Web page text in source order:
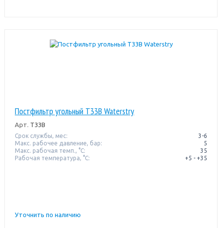
Постфильтр угольный T33B Waterstry
Арт. T33B
Срок службы, мес:
3-6
Макс. рабочее давление, бар:
5
Макс. рабочая темп., °С:
35
Рабочая температура, °C:
+5 - +35
Уточнить по наличию